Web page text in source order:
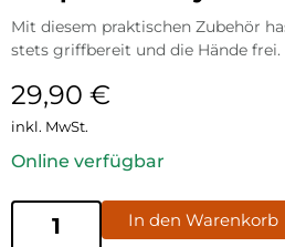
Mit diesem praktischen Zubehör
stets griffbereit und die Hände frei.
29,90 €
inkl. MwSt.
Online verfügbar
In den Warenkorb